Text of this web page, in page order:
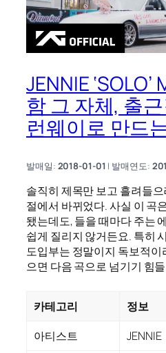
JENNIE
함 그 자체, 출
런웨이로 만드
발매일: 2018-01-01 | 발매연도:
솔직히 제목만 보고 흘려들
절에서 바뀌었다. 사실 이 곡
됐는데도, 들을 때마다 주는
쉽게 질리지 않거든요. 특히
도입부는 정말이지 독보적이
으면 다음 곡으로 넘기기 힘
카테고리
정보
아티스트
JENNIE